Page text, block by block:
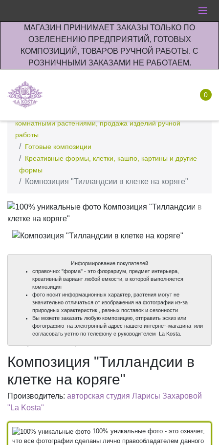
МАГАЗИН ПРИНИМАЕТ ЗАКАЗЫ ТОЛЬКО ПО
ОЗЕЛЕНЕНИЮ ПРЕДПРИЯТИЙ, ГОТОВЫХ
КОМПОЗИЦИЙ, ТОВАРОВ РУЧНОЙ РАБОТЫ. С
РОЗНИЧНЫМИ ЗАКАЗАМИ НЕ РАБОТАЕМ.
0
комнатными растениями, продажа изделий ручной
работы.
Готовые композиции
Креативные формы, клетки, кашпо, картины и другие
формы
Композиция "Тилландсии в клетке на коряге"
100%
Информирование покупателей
справочно: "форма" - это флорариум, предмет интерьера,
креативный вариант любой емкости, в которой выполняется
композиция
фото носит информационных характер, растения могут не
значительно отличаться от изображения на фотографии из-за
природных характеристик , разных поставок и сезонности
Вы можете заказать любую композицию, отправить эскиз или
фотографию на электронный адрес нашего интернет-магазина или
согласовать устно по телефону с руководителем La Kosta.
Композиция "Тилландсии в
клетке на коряге"
Производитель: авторская студия Ларисы Захаровой
"La Kosta"
100% уникальные фото - это означет,
что все фотографии сделаны лично правообладателем данного